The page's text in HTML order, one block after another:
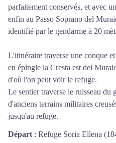
parfaitement conservés, et avec
enfin au Passo Soprano del
identifié par le gendarme à 20
L'itinéraire traverse une conque
en épingle la Cresta est del
d'où l'on peut voir le refuge.
Le sentier traverse le ruisseau du
d'anciens terrains militaires
jusqu'au refuge.
Départ : Refuge Soria Ellena